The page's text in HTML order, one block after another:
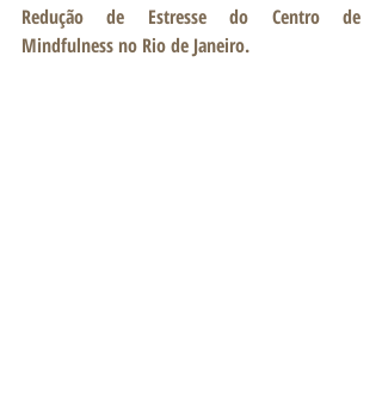
Redução de Estresse do Centro de
Mindfulness no Rio de Janeiro.